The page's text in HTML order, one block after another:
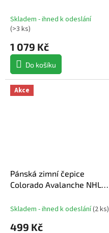
Frame
Skladem - ihned k odeslání
(>3 ks)
1 079 Kč
Do košíku
Akce
Pánská zimní čepice
Colorado Avalanche NHL
Cuffed Beanie
Skladem - ihned k odeslání(2 ks)
499 Kč